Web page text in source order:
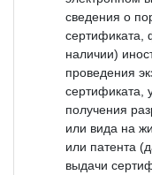
сведения о
сертификата,
наличии)
проведения
сертификата,
получения
или вида на
или патента
выдачи